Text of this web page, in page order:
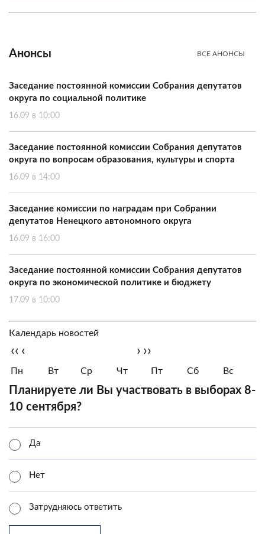
Анонсы ВСЕ АНОНСЫ
Заседание постоянной комиссии Собрания депутатов
округа по социальной политике
16.09 в 10:00
Заседание постоянной комиссии Собрания депутатов
округа по вопросам образования, культуры и спорта
16.09 в 14:00
Заседание комиссии по наградам при Собрании
депутатов Ненецкого автономного округа
16.09 в 16:00
Заседание постоянной комиссии Собрания депутатов
округа по экономической политике и бюджету
17.09 в 10:00
Календарь новостей
‹‹ ‹ › ››
Пн Вт Ср Чт Пт Сб Вс
Планируете ли Вы участвовать в выборах 8-
10 сентября?
Да
Нет
Затрудняюсь ответить